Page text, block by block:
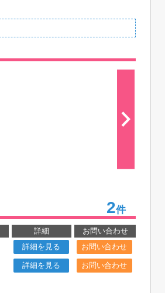
2件
詳細
お問い合わせ
詳細を見る お問い合わせ
詳細を見る お問い合わせ